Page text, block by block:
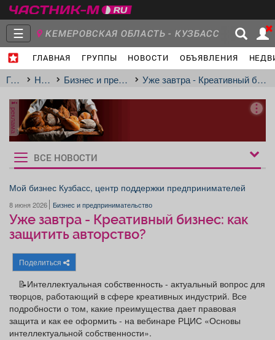
☰ КЕМЕРОВСКАЯ ОБЛАСТЬ - КУЗБАСС
ГЛАВНАЯ ГРУППЫ НОВОСТИ ОБЪЯВЛЕНИЯ
Главная
Новости
Объявления Недвижимость Услуги
Работа Транспорт
Афиша Обучение Проекты
ГлавнаяНовостиБизнес и предпринимательство Уже завтра - Креативный бизнес: как защитить авторство?
реклама
Рукбрики
новостей
ВСЕ НОВОСТИ
Мой бизнес Кузбасс, центр поддержки предпринимателей
8 июня 2026 Бизнес и предпринимательство
Уже завтра - Креативный бизнес: как
защитить авторство?
Поделиться
📝Интеллектуальная собственность - актуальный вопрос для
творцов, работающий в сфере креативных индустрий. Все
подробности о том, какие преимущества дает правовая
защита и как ее оформить - на вебинаре РЦИС «Основы
интеллектуальной собственности».